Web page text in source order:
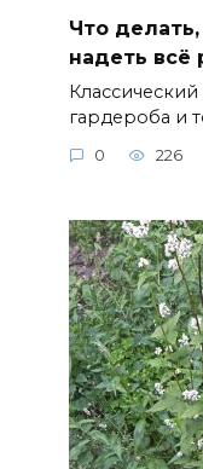
Что
надеть всё
гардероба и
0 226